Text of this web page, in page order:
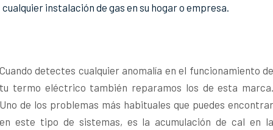
cualquier instalación de gas en su hogar o empresa.
Cuando detectes cualquier anomalía en el funcionamiento de
tu termo eléctrico también reparamos los de esta marca.
Uno de los problemas más habituales que puedes encontrar
en este tipo de sistemas, es la acumulación de cal en la